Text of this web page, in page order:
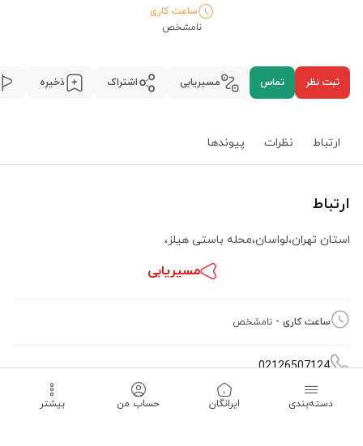
ساعت کاری
نامشخص
ثبت نظر تماس مسیریابی اشتراک ذخیره
ارتباط نظرات پیوند‌ها
ارتباط
استان تهران،لواسان،محله باستی هیلز،
مسیریابی
ساعت کاری - نامشخص
02126507124
دسته‌بندی ‌ایرانگان حساب من بیشتر